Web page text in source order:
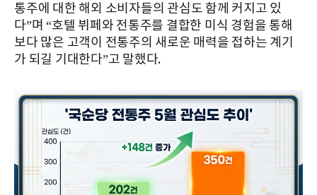
통주에 대한 해외 소비자들의 관심도 함께 커지고 있
다”며 “호텔 뷔페와 전통주를 결합한 미식 경험을 통해
보다 많은 고객이 전통주의 새로운 매력을 접하는 계기
가 되길 기대한다”고 말했다.